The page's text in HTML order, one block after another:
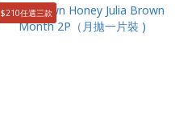
$210任選三款